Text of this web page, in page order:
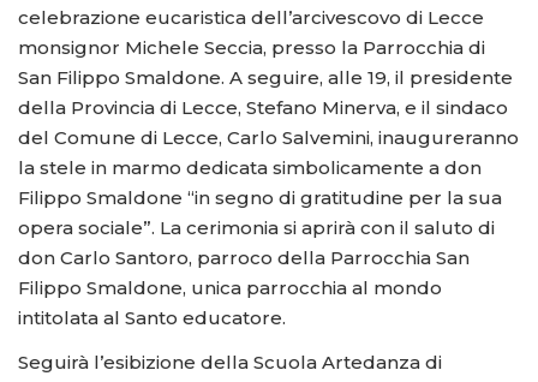
celebrazione eucaristica dell’arcivescovo di Lecce
monsignor Michele Seccia, presso la Parrocchia di
San Filippo Smaldone. A seguire, alle 19, il presidente
della Provincia di Lecce, Stefano Minerva, e il sindaco
del Comune di Lecce, Carlo Salvemini, inaugureranno
la stele in marmo dedicata simbolicamente a don
Filippo Smaldone “in segno di gratitudine per la sua
opera sociale”. La cerimonia si aprirà con il saluto di
don Carlo Santoro, parroco della Parrocchia San
Filippo Smaldone, unica parrocchia al mondo
intitolata al Santo educatore.
Seguirà l’esibizione della Scuola Artedanza di